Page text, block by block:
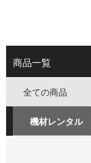
商品一覧
全ての商品
機材レンタル